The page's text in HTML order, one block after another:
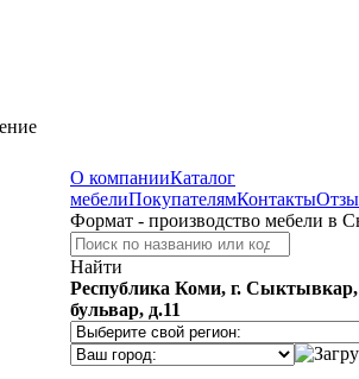
О компанииКаталог
мебелиПокупателямКонтакты
Формат - производство мебели в
Найти
Республика Коми, г.
бульвар, д.11